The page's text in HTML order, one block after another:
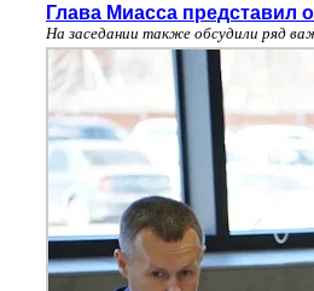
Глава Миасса
На заседании также обсудили ряд